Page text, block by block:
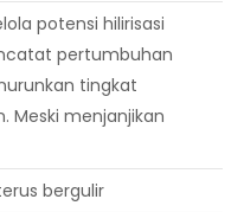
potensi hilirisasi
pertumbuhan
tingkat
Meski menjanjikan
bergulir